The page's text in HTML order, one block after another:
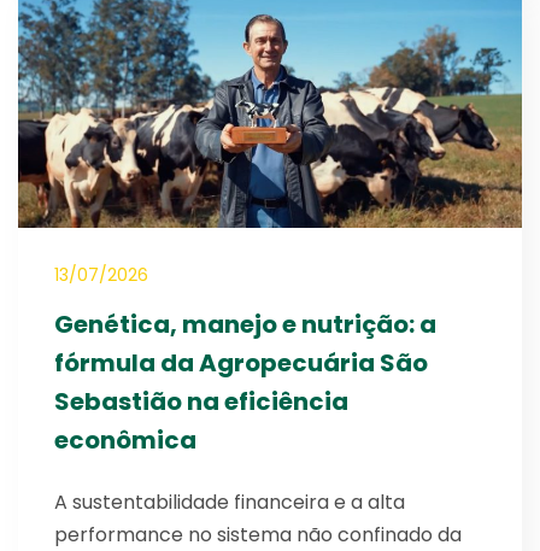
13/07/2026
Genética, manejo e nutrição: a
fórmula da Agropecuária São
Sebastião na eficiência
econômica
A sustentabilidade financeira e a alta
performance no sistema não confinado da